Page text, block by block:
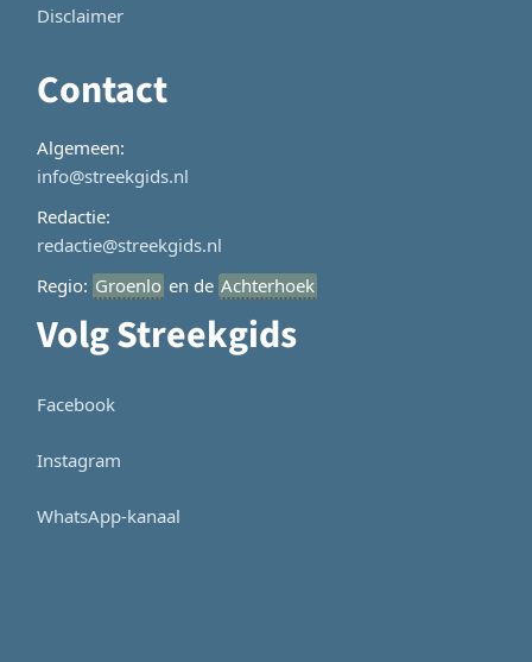
Disclaimer
Contact
Algemeen:
info@streekgids.nl
Redactie:
redactie@streekgids.nl
Regio: Groenlo en de Achterhoek
Volg Streekgids
Facebook
Instagram
WhatsApp-kanaal